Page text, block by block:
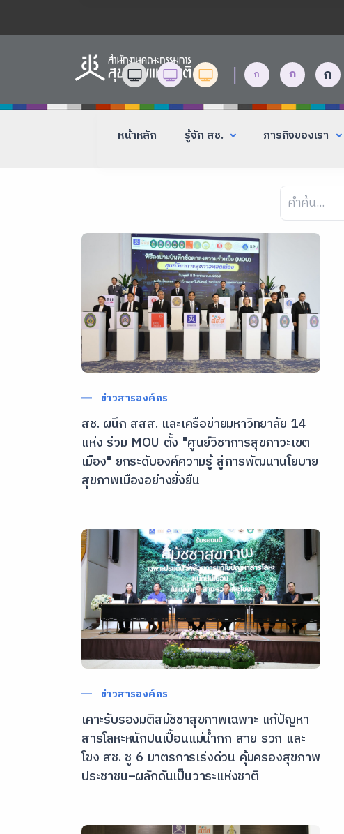
| ก ก ก
หน้าหลัก รู้จัก สช. ภารกิจของเรา
ข่าวสารองค์กร
สช. ผนึก สสส. และเครือข่ายมหาวิทยาลัย 14
แห่ง ร่วม MOU ตั้ง "ศูนย์วิชาการสุขภาวะเขต
เมือง" ยกระดับองค์ความรู้ สู่การพัฒนานโยบาย
สุขภาพเมืองอย่างยั่งยืน
ข่าวสารองค์กร
เคาะรับรองมติสมัชชาสุขภาพเฉพาะ แก้ปัญหา
สารโลหะหนักปนเปื้อนแม่น้ำกก สาย รวก และ
โขง สช. ชู 6 มาตรการเร่งด่วน คุ้มครองสุขภาพ
ประชาชน–ผลักดันเป็นวาระแห่งชาติ